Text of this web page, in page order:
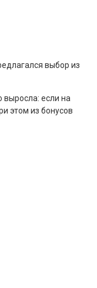
выбор из
выросла: если на
этом из бонусов